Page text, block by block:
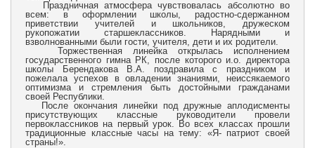
Праздничная атмосфера чувствовалась абсолютно во
всем: в оформлении школы, радостно-сдержанном
приветствии учителей и школьников, дружеском
рукопожатии старшеклассников. Нарядными и
взволнованными были гости, учителя, дети и их родители.
Торжественная линейка открылась исполнением
государственного гимна РК, после которого и.о. директора
школы Берендакова В.А. поздравила с праздником и
пожелала успехов в овладении знаниями, неиссякаемого
оптимизма и стремления быть достойными гражданами
своей Республики.
После окончания линейки под дружные аплодисменты
присутствующих классные руководители провели
первоклассников на первый урок. Во всех классах прошли
традиционные классные часы на тему: «Я- патриот своей
страны!».